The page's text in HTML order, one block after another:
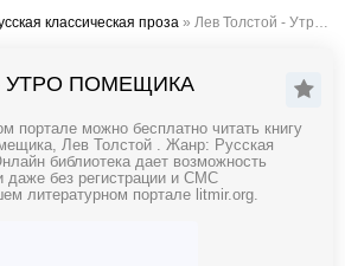
классическая проза » Лев Толстой - Утро помещика
УТРО ПОМЕЩИКА
портале можно бесплатно читать книгу
Лев Толстой . Жанр: Русская
библиотека дает возможность
даже без регистрации и СМС
литературном портале litmir.org.